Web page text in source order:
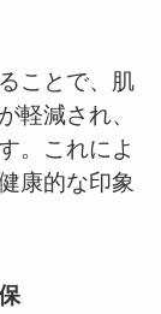
ことで、肌
軽減され、
。これによ
康的な印象